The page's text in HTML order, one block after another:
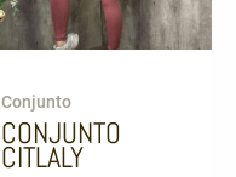
Conjunto
CONJUNTO
CITLALY